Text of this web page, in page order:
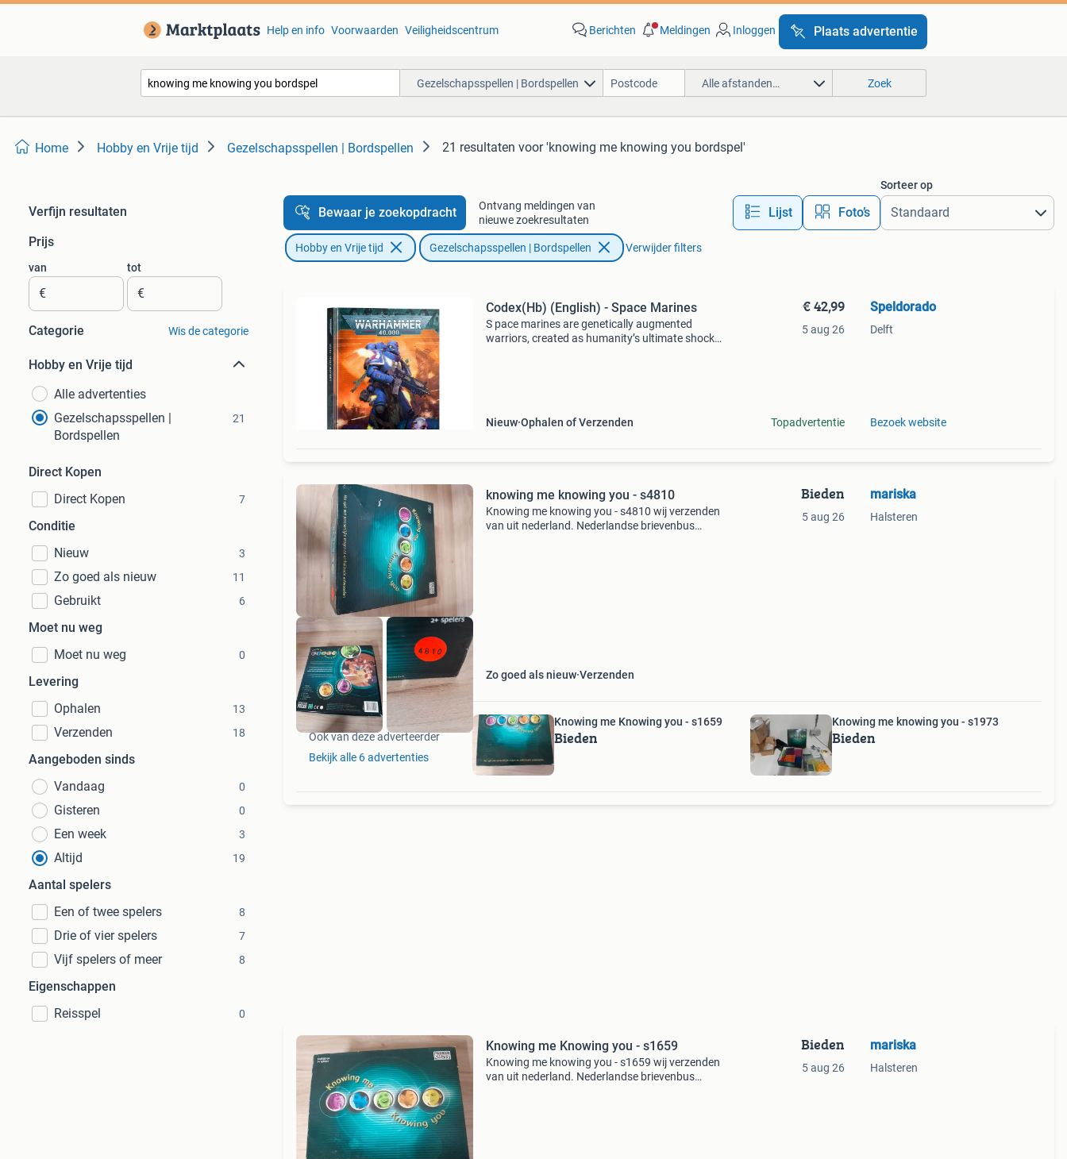
Help en info Voorwaarden Veiligheidscentrum Berichten Meldingen Inloggen Plaats advertentie
Gezelschapsspellen | Bordspellen Alle afstanden… Zoek
Home Hobby en Vrije tijd Gezelschapsspellen | Bordspellen 21 resultaten voor 'knowing me knowing you bordspel'
Verfijn resultaten
Prijs
van
€
tot
€
Categorie Wis de categorie
Hobby en Vrije tijd
Alle advertenties
Gezelschapsspellen |
Bordspellen
21
Direct Kopen
Direct Kopen
7
Conditie
Nieuw
3
Zo goed als nieuw 11
Gebruikt 6
Moet nu weg
Moet nu weg
0
Levering
Ophalen
13
Verzenden 18
Aangeboden sinds
Vandaag
0
Gisteren 0
Een week 3
Altijd 19
Aantal spelers
Een of twee spelers
8
Drie of vier spelers 7
Vijf spelers of meer 8
Eigenschappen
Reisspel
0
Bewaar je zoekopdracht
Ontvang meldingen van
nieuwe zoekresultaten
Lijst Foto’s
Sorteer op
Hobby en Vrije tijd Gezelschapsspellen | Bordspellen Verwijder filters
Codex(Hb) (English) - Space Marines
S pace marines are genetically augmented
warriors, created as humanity’s ultimate shock
Nieuw Ophalen of Verzenden
€ 42,99
5 aug 26
Topadvertentie
Speldorado
Delft
Bezoek website
knowing me knowing you - s4810
Knowing me knowing you - s4810 wij verzenden
van uit nederland. Nederlandse brievenbus
Zo goed als nieuw Verzenden
Bieden
5 aug 26
mariska
Halsteren
Ook van deze adverteerder
Bekijk alle 6 advertenties
Knowing me Knowing you - s1659
Bieden
Knowing me knowing you - s1973
Bieden
Knowing me Knowing you - s1659
Knowing me knowing you - s1659 wij verzenden
van uit nederland. Nederlandse brievenbus
Bieden
5 aug 26
mariska
Halsteren